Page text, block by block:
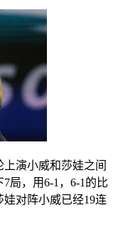
演小威和莎娃之间
局，用6-1，6-1的比
对阵小威已经19连